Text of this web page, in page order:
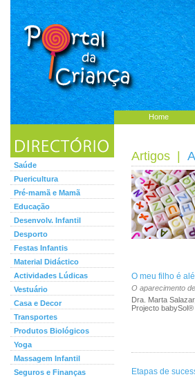
Home
Saúde
Puericultura
Pré-mamã e Mamã
Educação
Desenvolv. Infantil
Desporto
Festas Infantis
Material Didáctico
Actividades Lúdicas
Vestuário
Casa e Decor
Transportes
Produtos Biológicos
Yoga
Massagem Infantil
Seguros e Finanças
Artigos
O meu filho é
O aparecimento
Dra. Marta
Projecto
Etapas de